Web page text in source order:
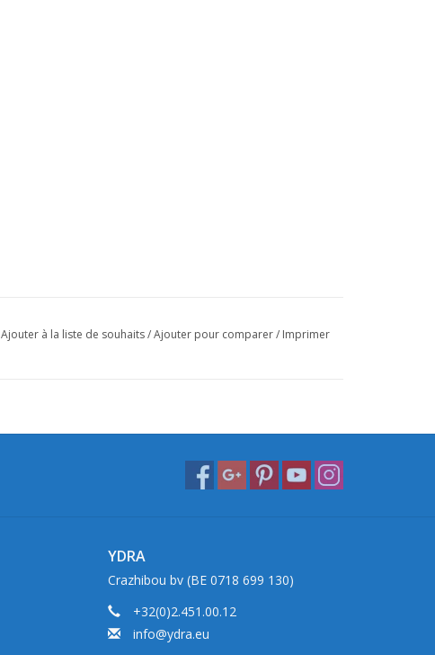
Ajouter à la liste de souhaits/Ajouter pour comparer/ Imprimer
YDRA
Crazhibou bv (BE 0718 699 130)
+32(0)2.451.00.12
info@ydra.eu